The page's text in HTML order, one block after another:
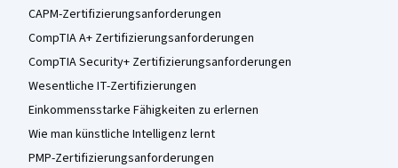
CAPM-Zertifizierungsanforderungen
CompTIA A+ Zertifizierungsanforderungen
CompTIA Security+ Zertifizierungsanforderungen
Wesentliche IT-Zertifizierungen
Einkommensstarke Fähigkeiten zu erlernen
Wie man künstliche Intelligenz lernt
PMP-Zertifizierungsanforderungen